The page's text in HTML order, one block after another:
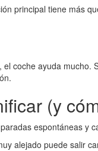
principal tiene más
, el coche ayuda mucho.
(y
espontáneas y
alejado puede salir